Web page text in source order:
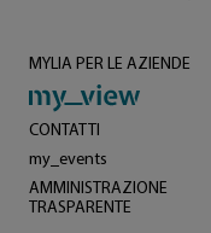
MYLIA PER LE AZIENDE
CONTATTI
my_events
AMMINISTRAZIONE
TRASPARENTE